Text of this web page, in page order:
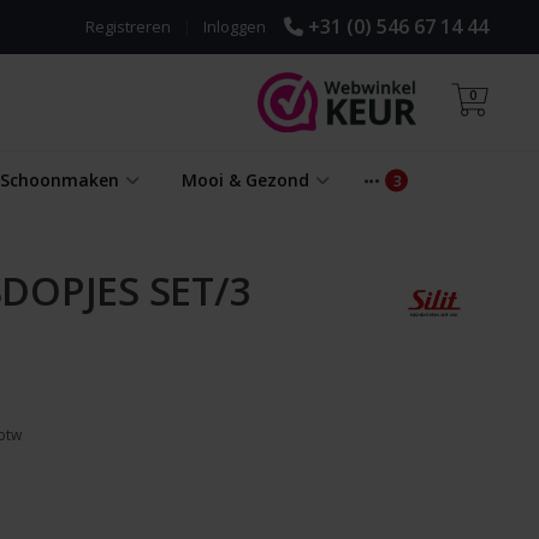
+31 (0) 546 67 14 44
Inloggen
Registreren
0
Mooi & Gezond
SET/3